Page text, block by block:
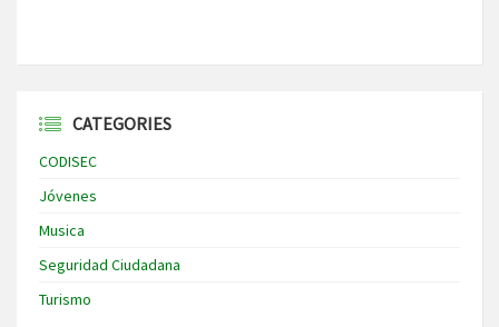
CATEGORIES
CODISEC
Jóvenes
Musica
Seguridad Ciudadana
Turismo